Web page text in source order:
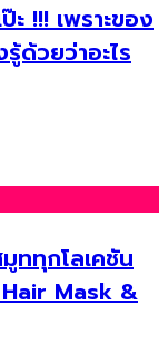
!!! เพราะของ
ด้วยว่าอะไร
ททุกโลเคชัน
Mask &